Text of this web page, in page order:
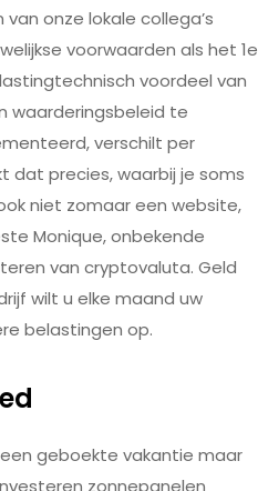
onze lokale collega’s
voorwaarden als het 1e
voordeel van
waarderingsbeleid te
verschilt per
dat precies, waarbij je soms
niet zomaar een website,
Monique, onbekende
van cryptovaluta. Geld
wilt u elke maand uw
belastingen op.
geboekte vakantie maar
zonnepanelen